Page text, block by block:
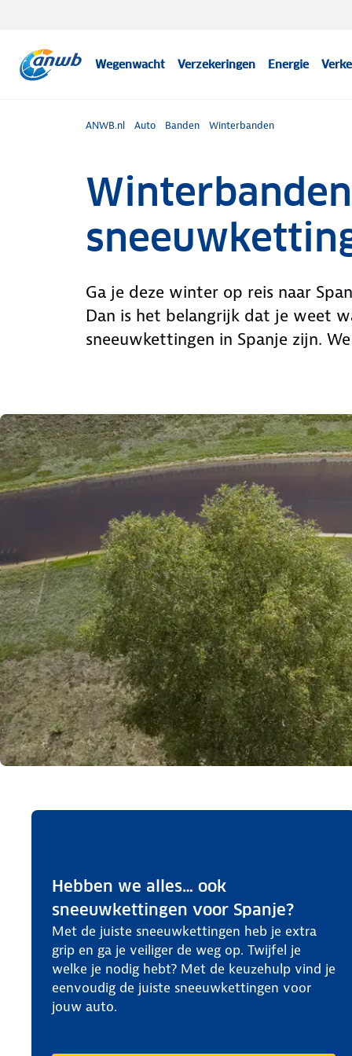
Wegenwacht Verzekeringen Energie
ANWB.nl Auto Banden Winterbanden
Ga je deze winter op reis naar
Dan is het belangrijk dat je weet
sneeuwkettingen in Spanje zijn.
Hebben we alles… ook
sneeuwkettingen voor Spanje?
Met de juiste sneeuwkettingen heb je extra
grip en ga je veiliger de weg op. Twijfel je
welke je nodig hebt? Met de keuzehulp vind je
eenvoudig de juiste sneeuwkettingen voor
jouw auto.